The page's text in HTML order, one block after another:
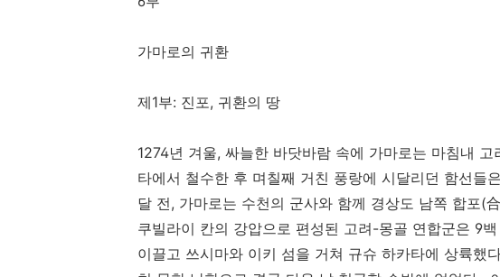
가마로의 귀환
제1부: 진포, 귀환의 땅
1274년 겨울, 싸늘한 바닷바람 속에 가마로는 마침내
타에서 철수한 후 며칠째 거친 풍랑에 시달리던 함선들
달 전, 가마로는 수천의 군사와 함께 경상도 남쪽 합포(
쿠빌라이 칸의 강압으로 편성된 고려-몽골 연합군은 9
이끌고 쓰시마와 이키 섬을 거쳐 규슈 하카타에 상륙했